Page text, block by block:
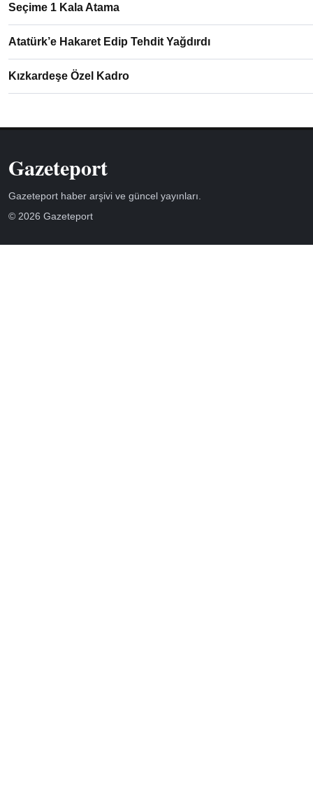
Seçime 1 Kala Atama
Atatürk’e Hakaret Edip Tehdit Yağdırdı
Kızkardeşe Özel Kadro
Gazeteport
Gazeteport haber arşivi ve güncel yayınları.
© 2026 Gazeteport